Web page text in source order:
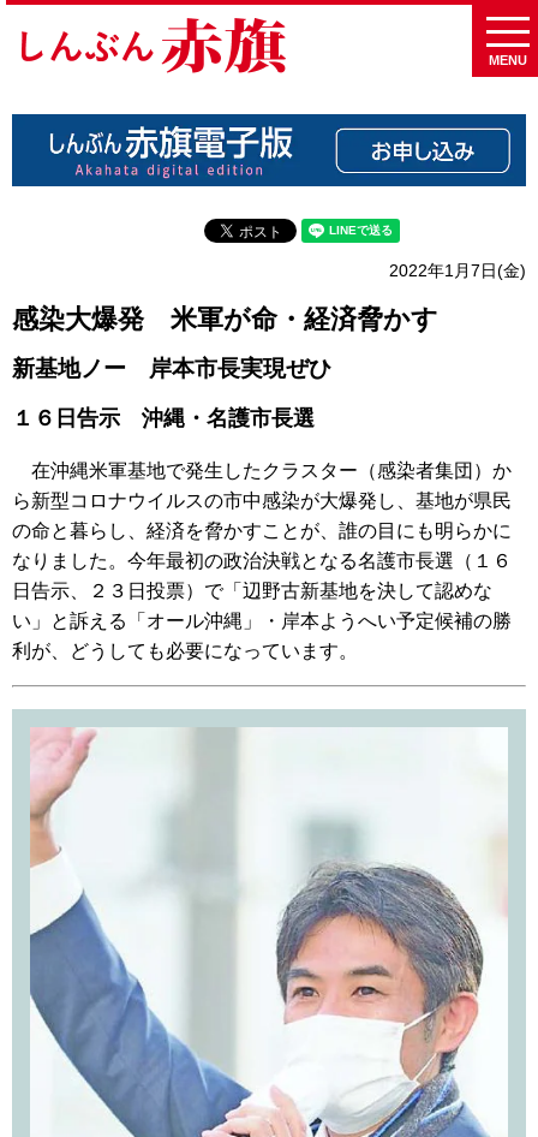
MENU
2022年1月7日(金)
感染大爆発 米軍が命・経済脅かす
新基地ノー 岸本市長実現ぜひ
１６日告示 沖縄・名護市長選
在沖縄米軍基地で発生したクラスター（感染者集団）か
ら新型コロナウイルスの市中感染が大爆発し、基地が県民
の命と暮らし、経済を脅かすことが、誰の目にも明らかに
なりました。今年最初の政治決戦となる名護市長選（１６
日告示、２３日投票）で「辺野古新基地を決して認めな
い」と訴える「オール沖縄」・岸本ようへい予定候補の勝
利が、どうしても必要になっています。